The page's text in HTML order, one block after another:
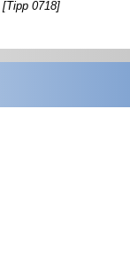
[Tipp 0718]